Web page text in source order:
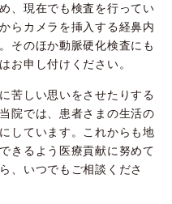
、現在でも検査を行ってい
らカメラを挿入する経鼻内
そのほか動脈硬化検査にも
お申し付けください。
苦しい思いをさせたりする
院では、患者さまの生活の
しています。これからも地
きるよう医療貢献に努めて
、いつでもご相談くださ